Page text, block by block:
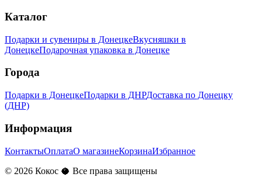
Каталог
Подарки и сувениры в ДонецкеВкусняшки в
ДонецкеПодарочная упаковка в Донецке
Города
Подарки в ДонецкеПодарки в ДНРДоставка по Донецку
(ДНР)
Информация
КонтактыОплатаО магазинеКорзинаИзбранное
© 2026 Кокос 🥥 Все права защищены